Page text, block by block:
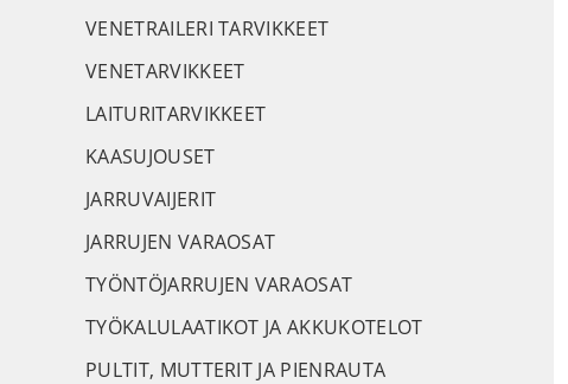
VENETRAILERI TARVIKKEET
VENETARVIKKEET
LAITURITARVIKKEET
KAASUJOUSET
JARRUVAIJERIT
JARRUJEN VARAOSAT
TYÖNTÖJARRUJEN VARAOSAT
TYÖKALULAATIKOT JA AKKUKOTELOT
PULTIT, MUTTERIT JA PIENRAUTA